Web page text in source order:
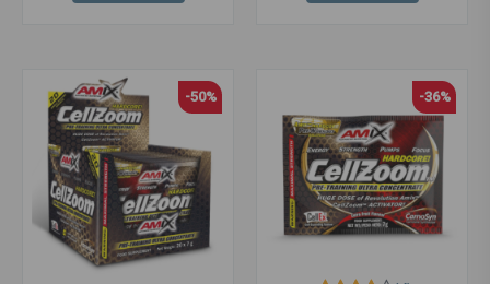
-50% -36%